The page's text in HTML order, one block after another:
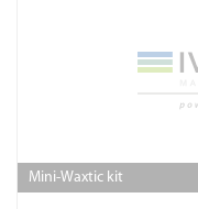
Mini-Waxtic kit